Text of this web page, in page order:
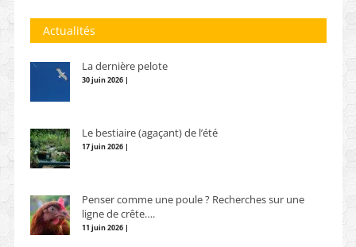
Actualités
La dernière pelote
30 juin 2026 |
Le bestiaire (agaçant) de l’été
17 juin 2026 |
Penser comme une poule ? Recherches sur une
ligne de crête….
11 juin 2026 |